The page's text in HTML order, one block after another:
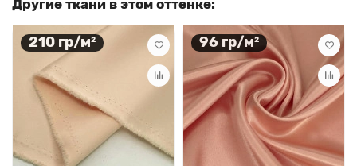
Другие ткани в этом оттенке:
210 гр/м² 96 гр/м²